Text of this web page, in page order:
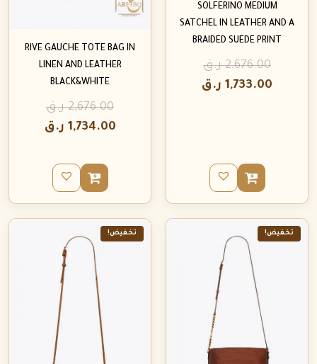
SOLFERINO MEDIUM
SATCHEL IN LEATHER AND A
BRAIDED SUEDE PRINT
2,676.00 ر.ق
1,733.00 ر.ق
RIVE GAUCHE TOTE BAG IN
LINEN AND LEATHER
BLACK&WHITE
2,676.00 ر.ق
1,734.00 ر.ق
تخفيض! تخفيض!